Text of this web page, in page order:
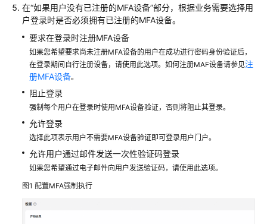
指
南
户
管
用
户
组
管
理
账
号
在“如果用户没有已注册的MFA设备”部分，根据业务需要选择用
户登录时是否必须拥有已注册的MFA设备。
要求在登录时注册MFA设备
如果您希望要求尚未注册MFA设备的用户在成功进行密码身份验证后，
在登录期间自行注册设备，请使用此选项。如何注册MAF设备请参见注
册MFA设备。
阻止登录
强制每个用户在登录时使用MFA设备验证，否则将阻止其登录。
允许登录
选择此项表示用户不需要MFA设备验证即可登录用户门户。
允许用户通过邮件发送一次性验证码登录
如果您希望通过电子邮件向用户发送验证码，请使用此选项。
图1 配置MFA强制执行